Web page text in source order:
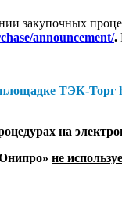
закупочных
announcement/.
площадке ТЭК-Торг
на
не